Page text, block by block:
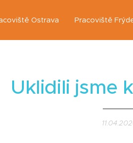
Ostrava Pracoviště
Uklidili jsme